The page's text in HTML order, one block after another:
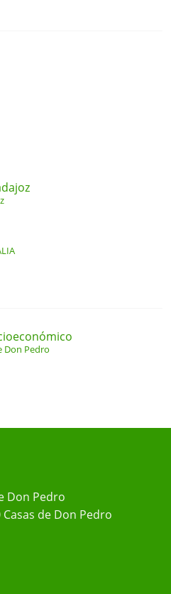
Don Pedro
Don Pedro
Casas de Don Pedro